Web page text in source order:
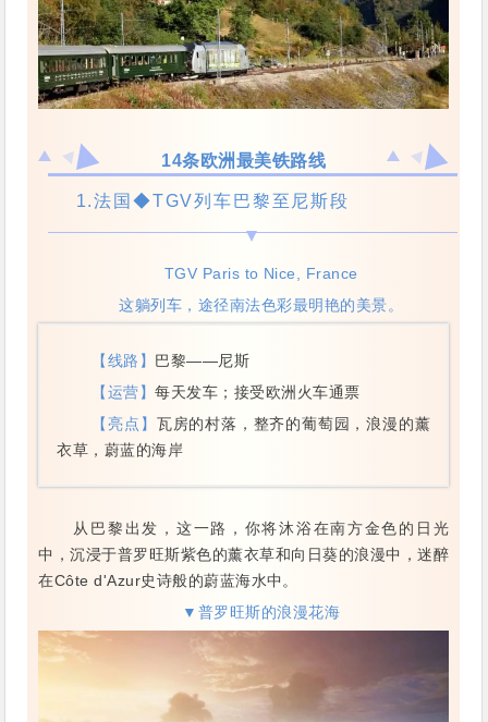
14条欧洲最美铁路线
1.法国◆TGV列车巴黎至尼斯段
TGV Paris to Nice, France
这躺列车，途径南法色彩最明艳的美景。
【线路】 巴黎——尼斯
【运营】每天发车；接受欧洲火车通票
【亮点】 瓦房的村落，整齐的葡萄园，浪漫的薰
衣草，蔚蓝的海岸
从巴黎出发，这一路，你将沐浴在南方金色的日光
中，沉浸于普罗旺斯紫色的薰衣草和向日葵的浪漫中，迷醉
在Côte d'Azur史诗般的蔚蓝海水中。
▼普罗旺斯的浪漫花海